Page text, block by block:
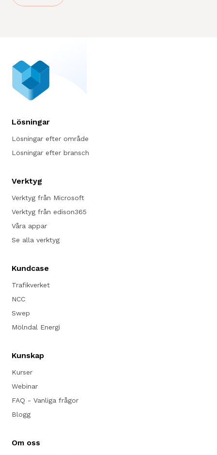
komplett plattform för projektstyrning,
både traditionell och agil projektledning. Med
lanseringen av Project Online och Project for
the Web tog Microsoft projekten till molnet,
och idag är Planner Premium den naturliga
Accelerator och VPM Accelerator erbjuds nu
en flexibel, lättanvänd och kraftfull lösning för
projektverksamhet – utan dyra
längre bara ett verktyg – det är en
Lösningar
Lösningar efter område
Lösningar efter bransch
Verktyg
Verktyg från Microsoft
Verktyg från edison365
Våra appar
Se alla verktyg
Kundcase
Trafikverket
NCC
Swep
Mölndal Energi
Kunskap
Kurser
Webinar
FAQ - Vanliga frågor
Blogg
Om oss